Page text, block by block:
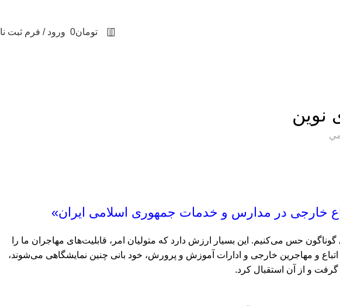
0 تومان0 ورود / فرم ثبت
نوین
خارجی در مدارس و خدمات جمهوری اسلامی ایران»
حس می‌کنیم. این بسیار ارزش دارد که متولیان امر، قابلیت‌های مهاجران ما را
اتباع و مهاجرین خارجی و ادارات آموزش و پرورش، خود بانی چنین نمایشگاهی می‌شوند،
گرفت و از آن استقبال کرد.